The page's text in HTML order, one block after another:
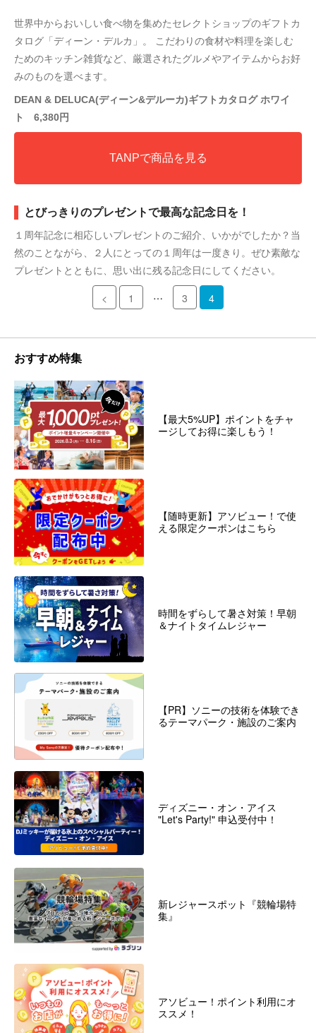
世界中からおいしい食べ物を集めたセレクトショップのギフトカ
タログ「ディーン・デルカ」。 こだわりの食材や料理を楽しむ
ためのキッチン雑貨など、厳選されたグルメやアイテムからお好
みのものを選べます。
DEAN & DELUCA(ディーン&デルーカ)ギフトカタログ ホワイ
ト 6,380円
TANPで商品を見る
とびっきりのプレゼントで最高な記念日を！
１周年記念に相応しいプレゼントのご紹介、いかがでしたか？当
然のことながら、２人にとっての１周年は一度きり。ぜひ素敵な
プレゼントとともに、思い出に残る記念日にしてください。
< 1 … 3 4
おすすめ特集
【最大5%UP】ポイントをチャ
ージしてお得に楽しもう！
【随時更新】アソビュー！で使
える限定クーポンはこちら
時間をずらして暑さ対策！早朝
＆ナイトタイムレジャー
【PR】ソニーの技術を体験でき
るテーマパーク・施設のご案内
ディズニー・オン・アイス
"Let's Party!" 申込受付中！
新レジャースポット『競輪場特
集』
アソビュー！ポイント利用にオ
ススメ！